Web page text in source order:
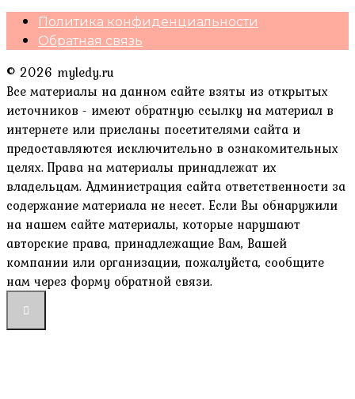
Политика конфиденциальности
Обратная связь
© 2026 myledy.ru
Все материалы на данном сайте взяты из открытых
источников - имеют обратную ссылку на материал в
интернете или присланы посетителями сайта и
предоставляются исключительно в ознакомительных
целях. Права на материалы принадлежат их
владельцам. Администрация сайта ответственности за
содержание материала не несет. Если Вы обнаружили
на нашем сайте материалы, которые нарушают
авторские права, принадлежащие Вам, Вашей
компании или организации, пожалуйста, сообщите
нам через форму обратной связи.